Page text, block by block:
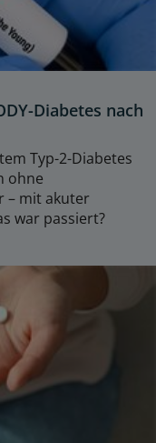
Diabetes nach
Typ-2-Diabetes
ohne
– mit akuter
war passiert?